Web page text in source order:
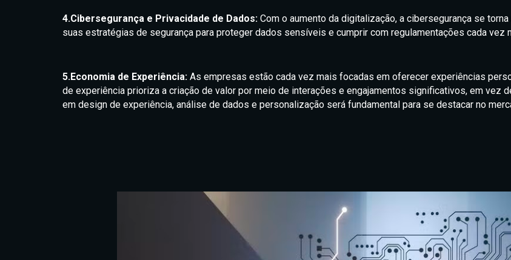
4.Cibersegurança e Privacidade de Dados:Com o aumento da digitalização, a cibersegurança se
suas estratégias de segurança para proteger dados sensíveis e cumprir com regulamentações cada
5.Economia de Experiência: As empresas estão cada vez mais focadas em oferecer experiências
de experiência prioriza a criação de valor por meio de interações e engajamentos significativos, em vez
em design de experiência, análise de dados e personalização será fundamental para se destacar no